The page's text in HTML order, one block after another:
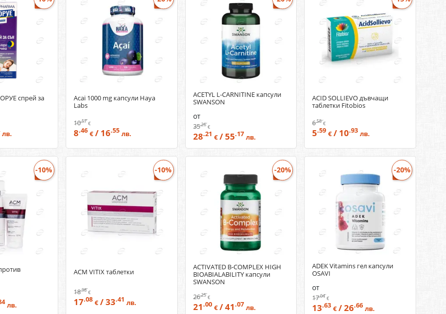
спрей за
лв.
Acai 1000 mg капсули Haya
Labs
10.57 €
8.46 €/ 16.55 лв.
ACETYL L-CARNITINE капсули
SWANSON
от
35.26 €
28.21 €/ 55.17 лв.
ACID SOLLIEVO дъвчащи
таблетки Fitobios
6.58 €
5.59 €/ 10.93 лв.
-10%
лв.
-10%
ACM VITIX таблетки
18.98 €
17.08 €/ 33.41 лв.
-20%
ACTIVATED B-COMPLEX HIGH
BIOABIALABILITY капсули
SWANSON
26.25 €
21.00 €/ 41.07 лв.
-20%
ADEK Vitamins гел капсули
OSAVI
от
17.04 €
13.63 €/ 26.66 лв.